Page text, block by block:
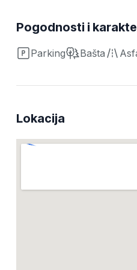
Pogodnosti i
Parking Bašta
Lokacija